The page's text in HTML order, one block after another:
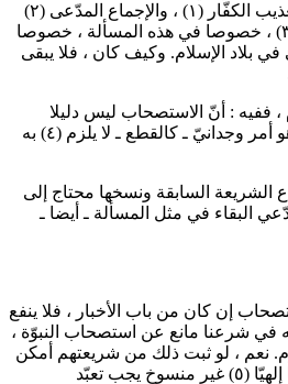
الكفّار(١) ، والإجماع المدّعى
، خصوصا في هذه المسألة ، خصوصا
الإسلام. وكيف كان ، فلا يبقى
ففيه : أنّ الاستصحاب ليس دليلا
وجدانيّ ـ كالقطع ـ لا يلزم(٤)
به
السابقة ونسخها محتاج إلى
البقاء في مثل المسألة ـ أيضا ـ
إن كان من باب الأخبار ، فلا ينفع
في شرعنا مانع عن استصحاب النبوّة ،
، لو ثبت ذلك من شريعتهم أمكن
(٥)
غير منسوخ يجب تعبّد